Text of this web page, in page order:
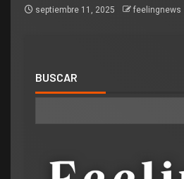
septiembre 11, 2025 feelingnews
BUSCAR